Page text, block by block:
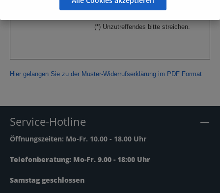
Unterschrift des/der Verbraucher(s) Datum
(*) Unzutreffendes bitte streichen.
Hier gelangen Sie zu der Muster-Widerrufserklärung im PDF Format
Service-Hotline
Öffnungszeiten: Mo-Fr. 10.00 - 18.00 Uhr
Telefonberatung: Mo-Fr. 9.00 - 18:00 Uhr
Samstag geschlossen